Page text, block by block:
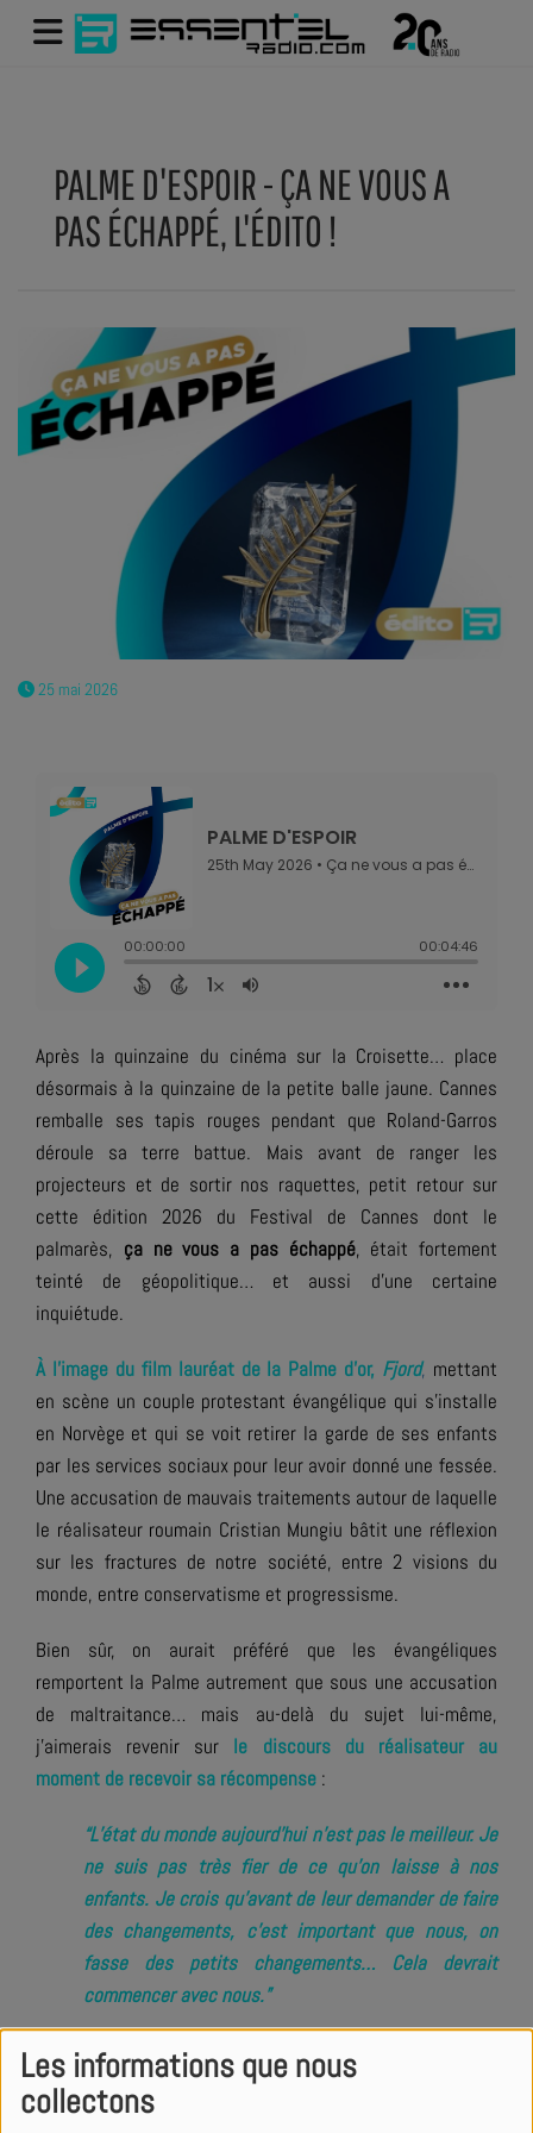
Les informations que nous
collectons
PALME D'ESPOIR - ÇA NE VOUS A
PAS ÉCHAPPÉ, L'ÉDITO !
25 mai 2026
Après la quinzaine du cinéma sur la Croisette… place
désormais à la quinzaine de la petite balle jaune. Cannes
remballe ses tapis rouges pendant que Roland-Garros
déroule sa terre battue. Mais avant de ranger les
projecteurs et de sortir nos raquettes, petit retour sur
cette édition 2026 du Festival de Cannes dont le
palmarès, ça ne vous a pas échappé, était fortement
teinté de géopolitique… et aussi d’une certaine
inquiétude.
À l’image du film lauréat de la Palme d’or, Fjord, mettant
en scène un couple protestant évangélique qui s’installe
en Norvège et qui se voit retirer la garde de ses enfants
par les services sociaux pour leur avoir donné une fessée.
Une accusation de mauvais traitements autour de laquelle
le réalisateur roumain Cristian Mungiu bâtit une réflexion
sur les fractures de notre société, entre 2 visions du
monde, entre conservatisme et progressisme.
Bien sûr, on aurait préféré que les évangéliques
remportent la Palme autrement que sous une accusation
de maltraitance… mais au-delà du sujet lui-même,
j’aimerais revenir sur le discours du réalisateur au
moment de recevoir sa récompense : ​​
“L’état du monde aujourd’hui n’est pas le meilleur. Je
ne suis pas très fier de ce qu’on laisse à nos
enfants. Je crois qu’avant de leur demander de faire
des changements, c’est important que nous, on
fasse des petits changements… Cela devrait
commencer avec nous.”
Difficile de ne pas être d’accord avec ce constat honnête.
On aimerait tous que le monde change : moins de
violence, moins de haine… Mais le changement commence